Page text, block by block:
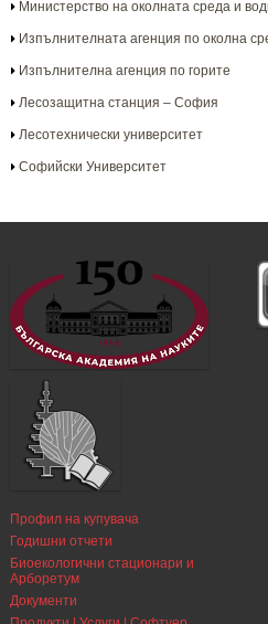
Министерство на околната среда и
Изпълнителната агенция по околна
Изпълнителна агенция по горите
Лесозащитна станция – София
Лесотехнически университет
Софийски Университет
Профил на купувача
Годишни отчети
Биоекологични стационари и
Арборетум
Документи